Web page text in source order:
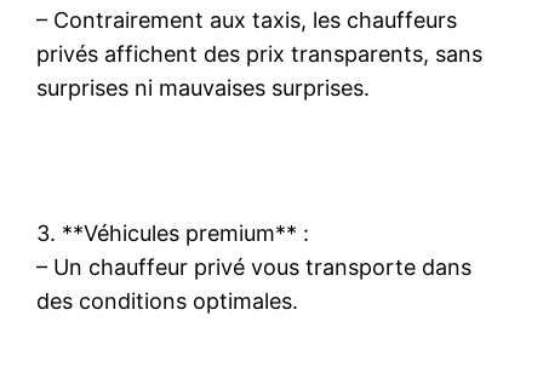
– Contrairement aux taxis, les chauffeurs
privés affichent des prix transparents, sans
surprises ni mauvaises surprises.
3. **Véhicules premium** :
– Un chauffeur privé vous transporte dans
des conditions optimales.